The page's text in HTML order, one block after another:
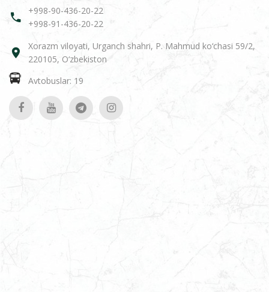
+998-90-436-20-22
+998-91-436-20-22
Xorazm viloyati, Urganch shahri, P. Mahmud ko‘chasi 59/2,
220105, O‘zbekiston
Avtobuslar: 19